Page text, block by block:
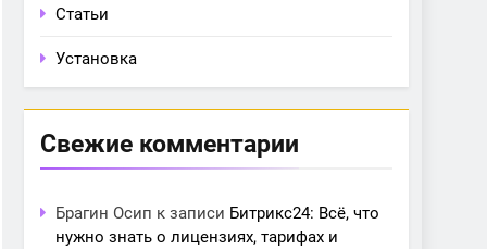
Статьи
Установка
Свежие комментарии
Брагин Осип к записи Битрикс24: Всё, что
нужно знать о лицензиях, тарифах и